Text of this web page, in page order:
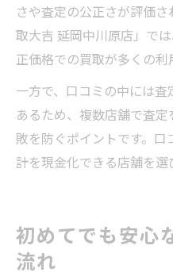
さや査定の公正さが評価
取大吉 延岡中川原店」で
正価格での買取が多くの利
一方で、口コミの中には
あるため、複数店舗で査
敗を防ぐポイントです。
計を現金化できる店舗を選
初めてでも安心
流れ